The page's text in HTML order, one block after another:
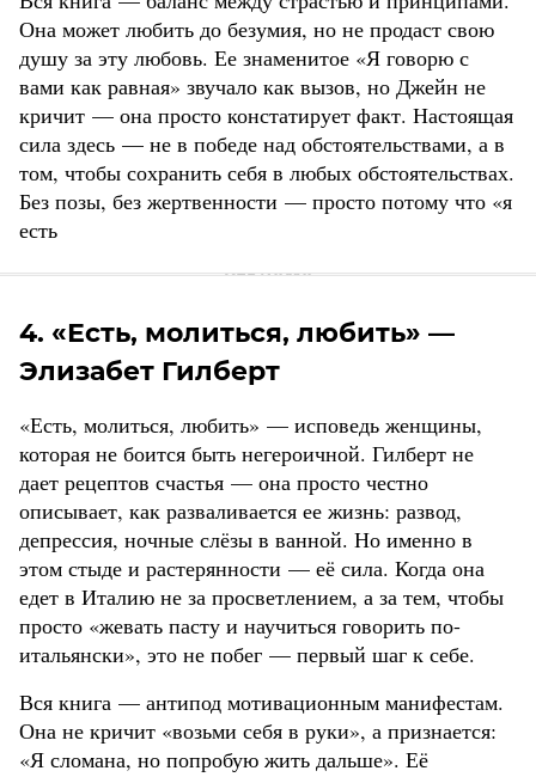
Она может любить до безумия, но не продаст свою
душу за эту любовь. Ее знаменитое «Я говорю с
вами как равная» звучало как вызов, но Джейн не
кричит — она просто констатирует факт. Настоящая
сила здесь — не в победе над обстоятельствами, а в
том, чтобы сохранить себя в любых обстоятельствах.
Без позы, без жертвенности — просто потому что «я
есть
4. «Есть, молиться, любить» —
Элизабет Гилберт
«Есть, молиться, любить» — исповедь женщины,
которая не боится быть негероичной. Гилберт не
дает рецептов счастья — она просто честно
описывает, как разваливается ее жизнь: развод,
депрессия, ночные слёзы в ванной. Но именно в
этом стыде и растерянности — её сила. Когда она
едет в Италию не за просветлением, а за тем, чтобы
просто «жевать пасту и научиться говорить по-
итальянски», это не побег — первый шаг к себе.
Вся книга — антипод мотивационным манифестам.
Она не кричит «возьми себя в руки», а признается:
«Я сломана, но попробую жить дальше». Её